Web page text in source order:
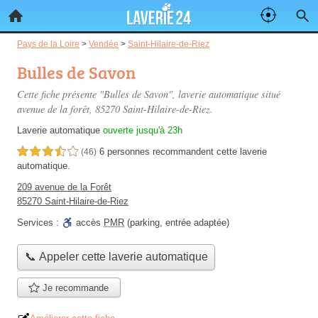
Pays de la Loire > Vendée > Saint-Hilaire-de-Riez
Bulles de Savon
Cette fiche présente "Bulles de Savon", laverie automatique situé
avenue de la forêt, 85270 Saint-Hilaire-de-Riez.
Laverie automatique ouverte jusqu'à 23h
3,5 étoiles sur 5 (46) 6 personnes recommandent cette laverie
automatique.
209 avenue de la Forêt
85270 Saint-Hilaire-de-Riez
Services :
accès PMR (parking, entrée adaptée)
📞 Appeler cette laverie automatique
Je recommande